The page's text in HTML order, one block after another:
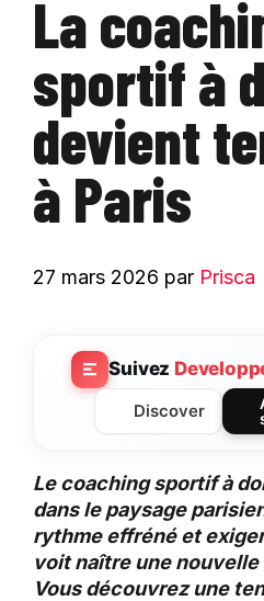
La
sportif à
devient
à Paris
27 mars 2026 par Prisca
Suivez
Discover
Le coaching sportif à
dans le paysage
rythme effréné et
voit naître une
Vous découvrez une